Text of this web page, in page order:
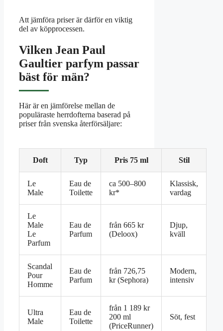
Att jämföra priser är därför en viktig
del av köpprocessen.
Vilken Jean Paul
Gaultier parfym passar
bäst för män?
Här är en jämförelse mellan de
populäraste herrdofterna baserad på
priser från svenska återförsäljare:
Doft Typ Pris 75 ml Stil
Le
Male
Eau de
Toilette
ca 500–800
kr*
Klassisk,
vardag
Le
Male
Le
Parfum
Eau de
Parfum
från 665 kr
(Deloox)
Djup,
kväll
Scandal
Pour
Homme
Eau de
Parfum
från 726,75
kr (Sephora)
Modern,
intensiv
Ultra
Male
Eau de
Toilette
från 1 189 kr
200 ml
(PriceRunner)
Söt, fest